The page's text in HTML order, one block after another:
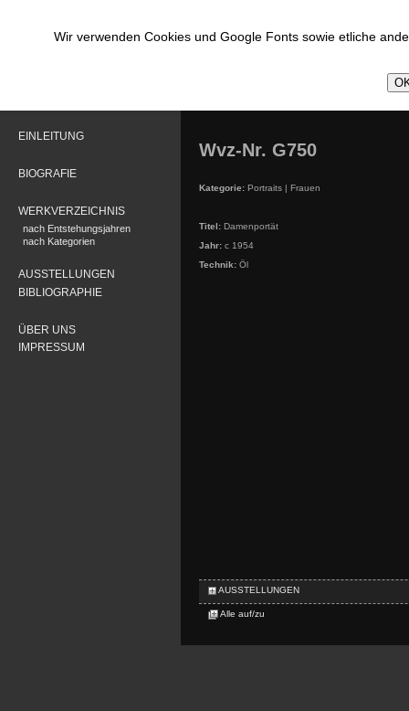
Wir verwenden Cookies und Google Fonts sowie etliche
EINLEITUNG
BIOGRAFIE
WERKVERZEICHNIS
nach Entstehungsjahren
nach Kategorien
AUSSTELLUNGEN
BIBLIOGRAPHIE
ÜBER UNS
IMPRESSUM
Wvz-Nr. G750
Kategorie: Portraits | Frauen
Titel: Damenportät
Jahr: c 1954
Technik: Öl
AUSSTELLUNGEN
Alle auf/zu